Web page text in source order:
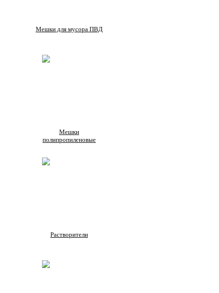
Мешки для мусора ПВД
Мешки
полипропиленовые
Растворители